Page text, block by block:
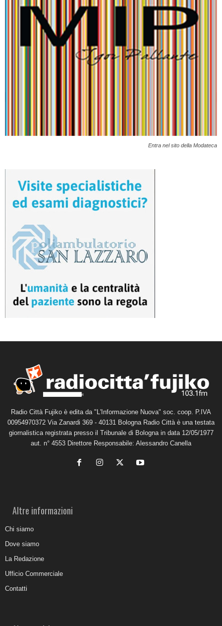
Entra nel sito della Modateca
Radio Città Fujiko è edita da "L'Informazione Nuova" soc. coop. P.IVA
00954970372 Via Zanardi 369 - 40131 Bologna Radio Città è una testata
giornalistica registrata presso il Tribunale di Bologna in data 12/05/1977
aut. n° 4553 Direttore Responsabile: Alessandro Canella
Altre informazioni
Chi siamo
Dove siamo
La Redazione
Ufficio Commerciale
Contatti